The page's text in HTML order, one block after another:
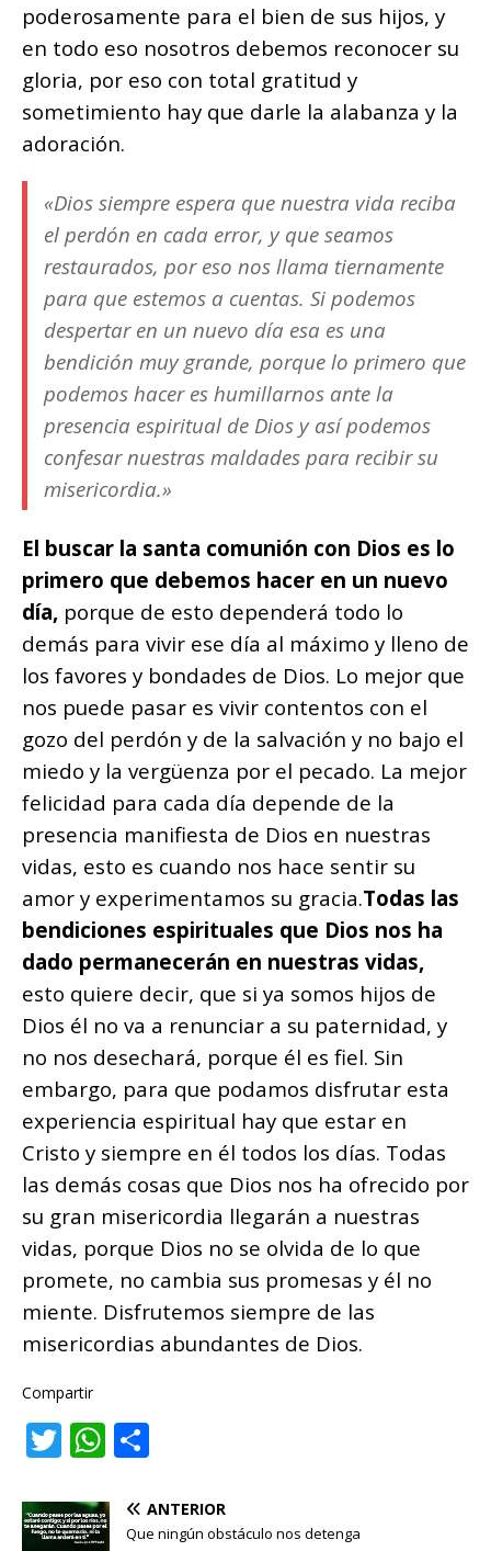
poderosamente para el bien de sus hijos, y
en todo eso nosotros debemos reconocer su
gloria, por eso con total gratitud y
sometimiento hay que darle la alabanza y la
adoración.
«Dios siempre espera que nuestra vida reciba
el perdón en cada error, y que seamos
restaurados, por eso nos llama tiernamente
para que estemos a cuentas. Si podemos
despertar en un nuevo día esa es una
bendición muy grande, porque lo primero que
podemos hacer es humillarnos ante la
presencia espiritual de Dios y así podemos
confesar nuestras maldades para recibir su
misericordia.»
El buscar la santa comunión con Dios es lo
primero que debemos hacer en un nuevo
día, porque de esto dependerá todo lo
demás para vivir ese día al máximo y lleno de
los favores y bondades de Dios. Lo mejor que
nos puede pasar es vivir contentos con el
gozo del perdón y de la salvación y no bajo el
miedo y la vergüenza por el pecado. La mejor
felicidad para cada día depende de la
presencia manifiesta de Dios en nuestras
vidas, esto es cuando nos hace sentir su
amor y experimentamos su gracia.Todas las
bendiciones espirituales que Dios nos ha
dado permanecerán en nuestras vidas,
esto quiere decir, que si ya somos hijos de
Dios él no va a renunciar a su paternidad, y
no nos desechará, porque él es fiel. Sin
embargo, para que podamos disfrutar esta
experiencia espiritual hay que estar en
Cristo y siempre en él todos los días. Todas
las demás cosas que Dios nos ha ofrecido por
su gran misericordia llegarán a nuestras
vidas, porque Dios no se olvida de lo que
promete, no cambia sus promesas y él no
miente. Disfrutemos siempre de las
misericordias abundantes de Dios.
Compartir
T
w
it
W
h
at m
ANTERIOR
Que ningún obstáculo nos detenga